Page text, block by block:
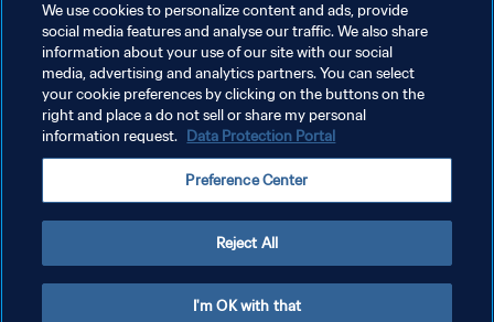
POLÍTICA DE PRIVACIDAD
AJUSTAR LA CONFIGURACIÓN DE LAS COOKIES
Copyright © 1994 - 2026 FIFA. Todos los derechos reservados.
We use cookies to personalize content and ads, provide
social media features and analyse our traffic. We also share
information about your use of our site with our social
media, advertising and analytics partners. You can select
your cookie preferences by clicking on the buttons on the
right and place a do not sell or share my personal
information request. Data Protection Portal
Preference Center
Reject All
I'm OK with that